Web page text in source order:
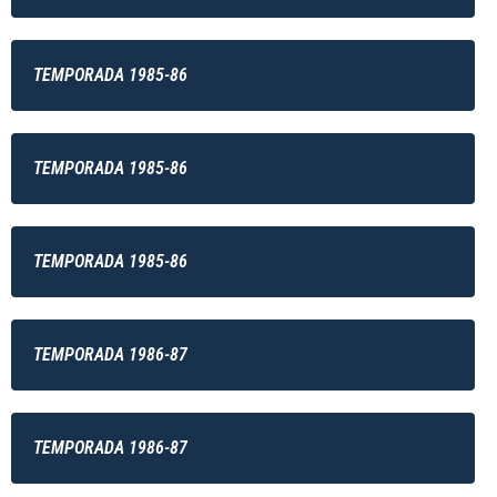
TEMPORADA 1985-86
TEMPORADA 1985-86
TEMPORADA 1985-86
TEMPORADA 1986-87
TEMPORADA 1986-87